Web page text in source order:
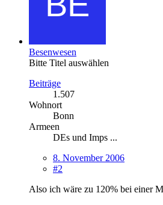
Besenwesen
Bitte Titel auswählen
Beiträge
1.507
Wohnort
Bonn
Armeen
DEs und Imps ...
8. November 2006
#2
Also ich wäre zu 120% bei einer